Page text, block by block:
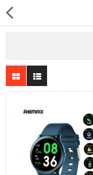
Sécurité
Téléphonie IP
Sonorisation